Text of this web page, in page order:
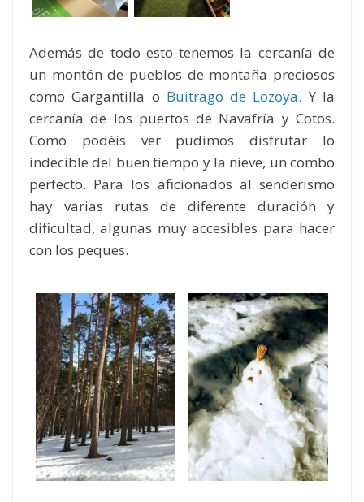
Además de todo esto tenemos la cercanía de
un montón de pueblos de montaña preciosos
como Gargantilla o Buitrago de Lozoya. Y la
cercanía de los puertos de Navafría y Cotos.
Como podéis ver pudimos disfrutar lo
indecible del buen tiempo y la nieve, un combo
perfecto. Para los aficionados al senderismo
hay varias rutas de diferente duración y
dificultad, algunas muy accesibles para hacer
con los peques.